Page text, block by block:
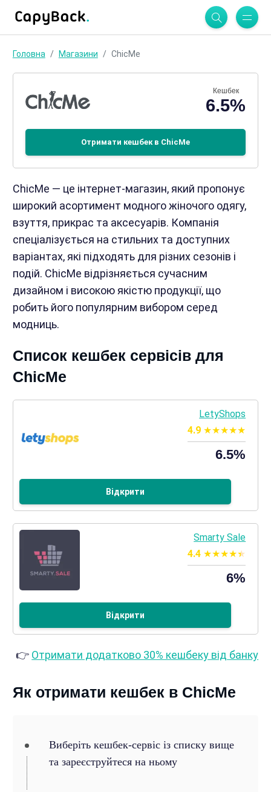
Головна Магазини ChicMe
Кешбек
6.5%
Отримати кешбек в ChicMe
ChicMe — це інтернет-магазин, який пропонує
широкий асортимент модного жіночого одягу,
взуття, прикрас та аксесуарів. Компанія
спеціалізується на стильних та доступних
варіантах, які підходять для різних сезонів і
подій. ChicMe відрізняється сучасним
дизайном і високою якістю продукції, що
робить його популярним вибором серед
модниць.
Список кешбек сервісів для
ChicMe
LetyShops
4.9
6.5%
Відкрити
Smarty Sale
4.4
6%
Відкрити
👉 Отримати додатково 30% кешбеку від банку
Як отримати кешбек в ChicMe
Виберіть кешбек-сервіс із списку вище
та зареєструйтеся на ньому